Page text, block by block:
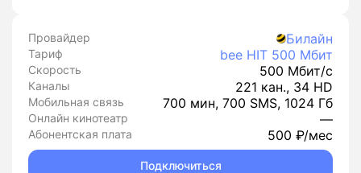
Провайдер Билайн
Тариф bee HIT 500 Мбит
Скорость 500 Мбит/с
Каналы 221 кан., 34 HD
Мобильная связь 700 мин, 700 SMS, 1024 Гб
Онлайн кинотеатр —
Абонентская плата 500 ₽/мес
Подключиться